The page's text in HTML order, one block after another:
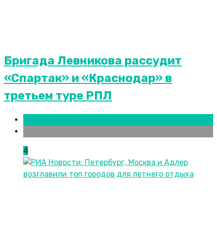
Бригада Левникова рассудит
«Спартак» и «Краснодар» в
третьем туре РПЛ
4